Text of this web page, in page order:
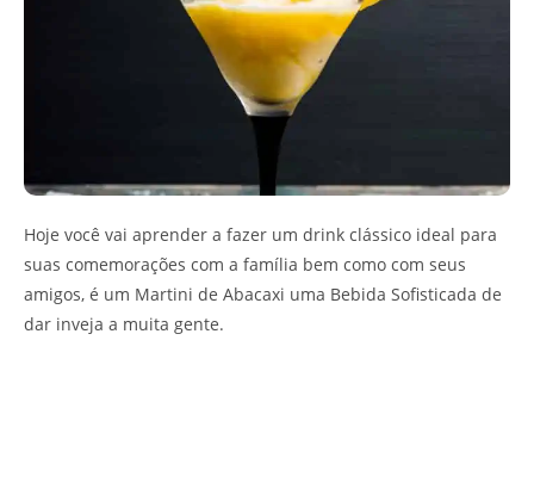
Hoje você vai aprender a fazer um drink clássico ideal para
suas comemorações com a família bem como com seus
amigos, é um Martini de Abacaxi uma Bebida Sofisticada de
dar inveja a muita gente.